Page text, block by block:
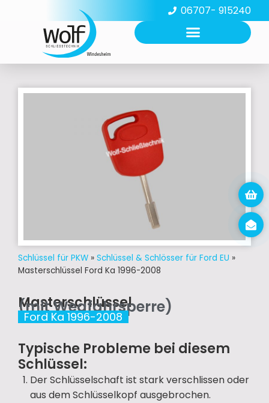
06707- 915240
Schlüssel für PKW » Schlüssel & Schlösser für Ford EU »
Masterschlüssel Ford Ka 1996-2008
Masterschlüssel
(mit Wegfahrsperre)
Ford Ka 1996-2008
Typische Probleme bei diesem
Schlüssel:
Der Schlüsselschaft ist stark verschlissen oder
aus dem Schlüsselkopf ausgebrochen.